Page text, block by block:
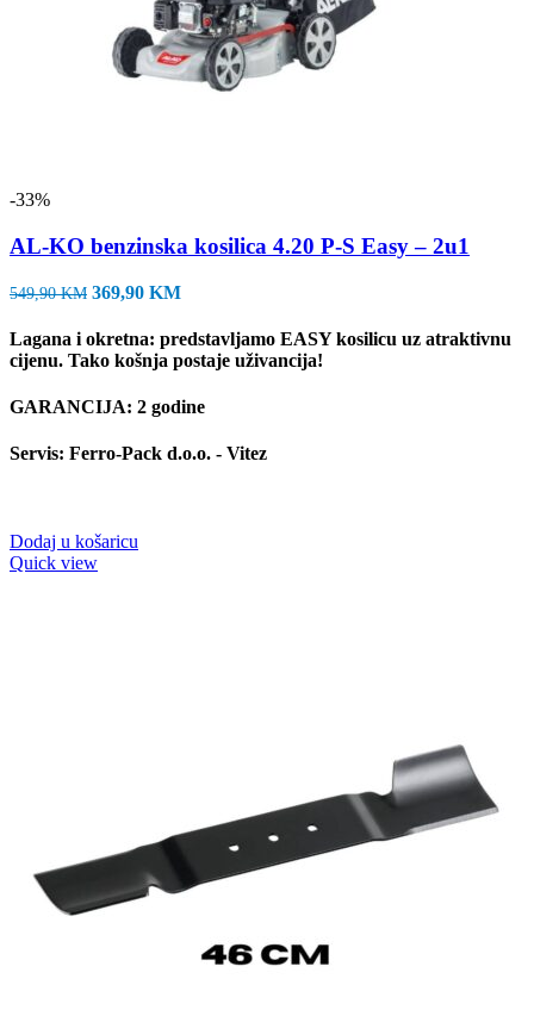
-33%
AL-KO benzinska kosilica 4.20 P-S Easy – 2u1
549,90KM Izvorna
bila
je:
549,90 KM.
369,90 KMTrenutna
je:
369,90 KM.
Lagana i okretna: predstavljamo EASY kosilicu uz atraktivnu
cijenu. Tako košnja postaje uživancija!
GARANCIJA: 2 godine
Servis: Ferro-Pack d.o.o. - Vitez
Dodaj u košaricu
Quick view